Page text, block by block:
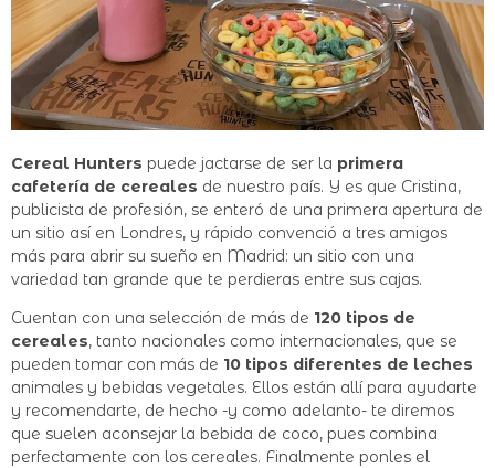
Cereal Hunters puede jactarse de ser la primera
cafetería de cereales de nuestro país. Y es que Cristina,
publicista de profesión, se enteró de una primera apertura de
un sitio así en Londres, y rápido convenció a tres amigos
más para abrir su sueño en Madrid: un sitio con una
variedad tan grande que te perdieras entre sus cajas.
Cuentan con una selección de más de 120 tipos de
cereales, tanto nacionales como internacionales, que se
pueden tomar con más de 10 tipos diferentes de leches
animales y bebidas vegetales. Ellos están allí para ayudarte
y recomendarte, de hecho -y como adelanto- te diremos
que suelen aconsejar la bebida de coco, pues combina
perfectamente con los cereales. Finalmente ponles el